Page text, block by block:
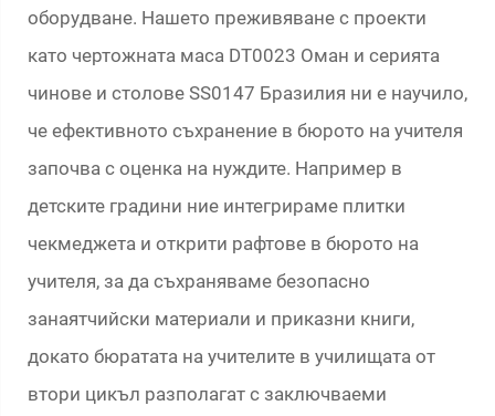
оборудване. Нашето преживяване с проекти
като чертожната маса DT0023 Оман и серията
чинове и столове SS0147 Бразилия ни е научило,
че ефективното съхранение в бюрото на учителя
започва с оценка на нуждите. Например в
детските градини ние интегрираме плитки
чекмеджета и открити рафтове в бюрото на
учителя, за да съхраняваме безопасно
занаятчийски материали и приказни книги,
докато бюратата на учителите в училищата от
втори цикъл разполагат с заключваеми